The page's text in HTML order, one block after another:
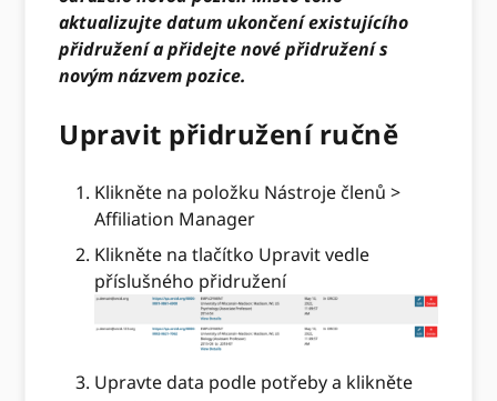
aktualizujte datum ukončení existujícího
přidružení a přidejte nové přidružení s
novým názvem pozice.
Upravit přidružení ručně
Klikněte na položku Nástroje členů >
Affiliation Manager
Klikněte na tlačítko Upravit vedle
příslušného přidružení
Upravte data podle potřeby a klikněte